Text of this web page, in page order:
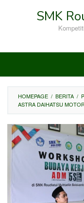
SMK
HOMEPAGE / BERITA /
ASTRA DAIHATSU